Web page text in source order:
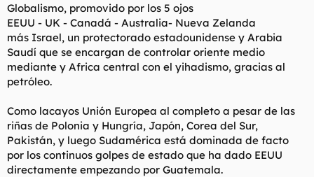
Globalismo, promovido por los 5 ojos
EEUU - UK - Canadá - Australia- Nueva Zelanda
más Israel, un protectorado estadounidense y Arabia
Saudí que se encargan de controlar oriente medio
mediante y Africa central con el yihadismo, gracias al
petróleo.
Como lacayos Unión Europea al completo a pesar de las
riñas de Polonia y Hungría, Japón, Corea del Sur,
Pakistán, y luego Sudamérica está dominada de facto
por los continuos golpes de estado que ha dado EEUU
directamente empezando por Guatemala.